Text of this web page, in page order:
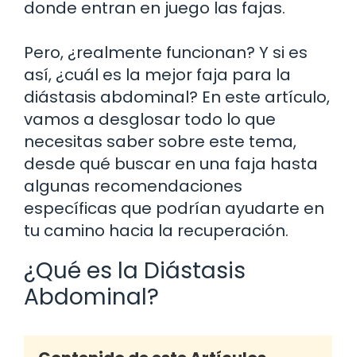
donde entran en juego las fajas.
Pero, ¿realmente funcionan? Y si es
así, ¿cuál es la mejor faja para la
diástasis abdominal? En este artículo,
vamos a desglosar todo lo que
necesitas saber sobre este tema,
desde qué buscar en una faja hasta
algunas recomendaciones
específicas que podrían ayudarte en
tu camino hacia la recuperación.
¿Qué es la Diástasis
Abdominal?